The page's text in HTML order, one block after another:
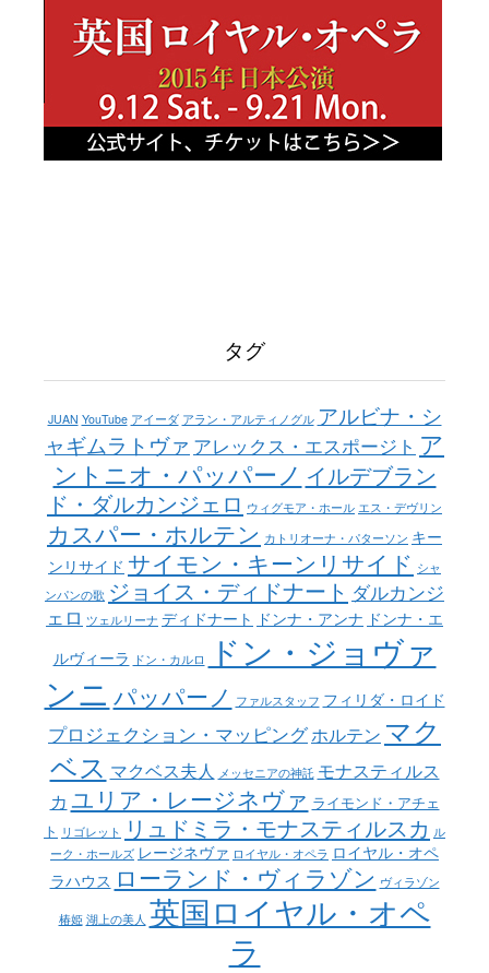
タグ
JUAN YouTube アイーダ アラン・アルティノグル アルビナ・シ
ャギムラトヴァ アレックス・エスポージト ア
ントニオ・パッパーノ イルデブラン
ド・ダルカンジェロ ウィグモア・ホール エス・デヴリン
カスパー・ホルテン カトリオーナ・パターソン キー
ンリサイド サイモン・キーンリサイド シャ
ンパンの歌 ジョイス・ディドナート ダルカンジ
ェロ ツェルリーナ ディドナート ドンナ・アンナ ドンナ・エ
ルヴィーラ ドン・カルロ
ドン・ジョヴァ
ンニ パッパーノ ファルスタッフ フィリダ・ロイド
プロジェクション・マッピングホルテン マク
ベス マクベス夫人 メッセニアの神託 モナスティルス
カ ユリア・レージネヴァ ライモンド・アチェ
ト リゴレット リュドミラ・モナスティルスカ ル
ーク・ホールズ レージネヴァ ロイヤル・オペラ ロイヤル・オペ
ラハウス ローランド・ヴィラゾン ヴィラゾン
椿姫 湖上の美人 英国ロイヤル・オペ
ラ